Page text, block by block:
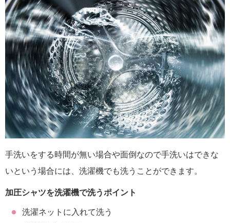
手洗いをする時間が無い場合や面倒なので手洗いはできな
いという場合には、洗濯機でも洗うことができます。
加圧シャツを洗濯機で洗うポイント
洗濯ネットに入れて洗う